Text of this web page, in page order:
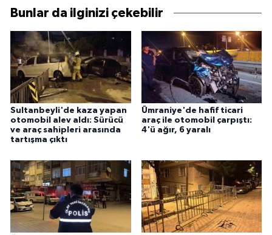
Bunlar da ilginizi çekebilir
Sultanbeyli'de kaza yapan
otomobil alev aldı: Sürücü
ve araç sahipleri arasında
tartışma çıktı
Ümraniye'de hafif ticari
araç ile otomobil çarpıştı:
4'ü ağır, 6 yaralı